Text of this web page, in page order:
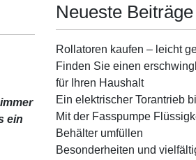
ein
Neueste Beiträge
Rollatoren kaufen – leicht
Finden Sie einen
für Ihren Haushalt
Ein elektrischer Torantrieb
Mit der Fasspumpe
Behälter umfüllen
Besonderheiten und